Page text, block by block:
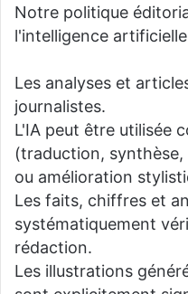
Notre politique
l'intelligence artificielle
Les analyses et
journalistes.
L'IA peut être utilisée
(traduction,
ou amélioration
Les faits, chiffres et
systématiquement
rédaction.
Les illustrations